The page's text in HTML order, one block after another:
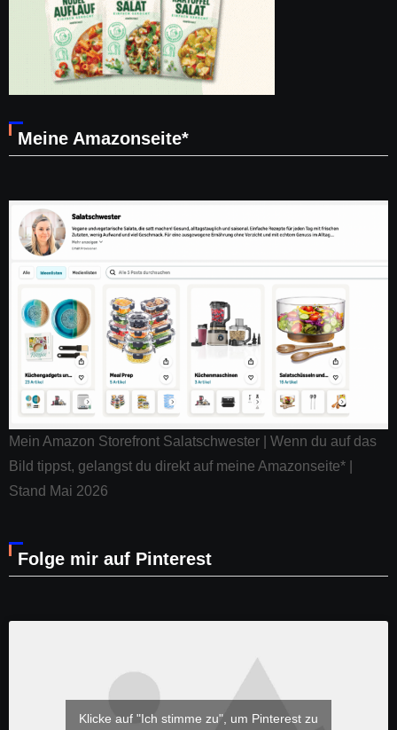
Meine Amazonseite*
Mein Amazon Storefront Salatschwester | Wenn du auf das
Bild tippst, gelangst du direkt auf meine Amazonseite* |
Stand Mai 2026
Folge mir auf Pinterest
Klicke auf "Ich stimme zu", um Pinterest zu